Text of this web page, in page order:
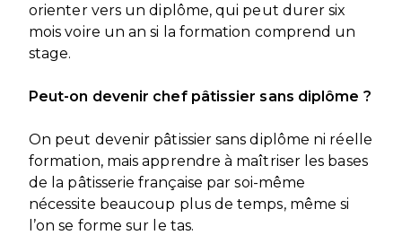
orienter vers un diplôme, qui peut durer six
mois voire un an si la formation comprend un
stage.
Peut-on devenir chef pâtissier sans diplôme ?
On peut devenir pâtissier sans diplôme ni réelle
formation, mais apprendre à maîtriser les bases
de la pâtisserie française par soi-même
nécessite beaucoup plus de temps, même si
l’on se forme sur le tas.